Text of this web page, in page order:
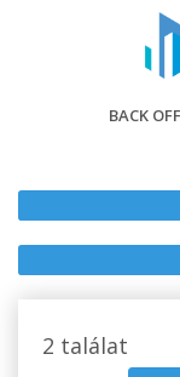
BACK
2 találat